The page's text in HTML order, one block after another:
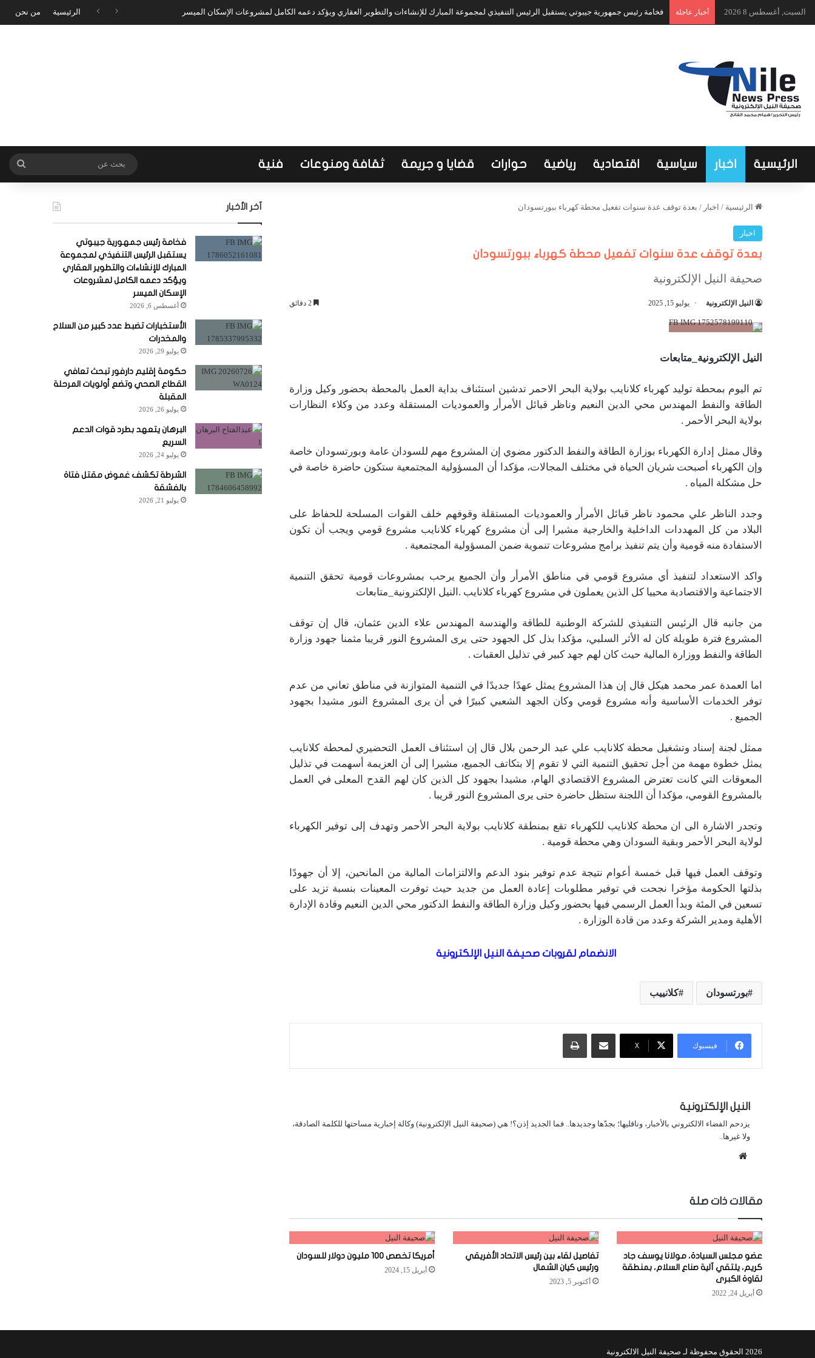
السبت, أغسطس 8 2026 أخبار عاجلة فخامة رئيس جمهورية جيبوتي يستقبل الرئيس التنفيذي لمجموعة المبارك للإنشاءات والتطوير العقاري ويؤكد دعمه الكامل لمشروعات الإسكان الميسر الرئيسية من نحن
الرئيسية اخبار سياسية اقتصادية رياضية حوارات قضايا و جريمة ثقافة ومنوعات فنية بحث
عن
الرئيسية / اخبار / بعدة توقف عدة سنوات تفعيل محطة كهرباء ببورتسودان
اخبار
بعدة توقف عدة سنوات تفعيل محطة كهرباء ببورتسودان
صحيفة النيل الإلكترونية
النيل الإلكترونية يوليو 15, 2025
النيل الإلكترونية_متابعات
تم اليوم بمحطة توليد كهرباء كلانايب بولاية البحر الاحمر تدشين استئناف بداية العمل بالمحطة بحضور وكيل وزارة
الطاقة والنفط المهندس محي الدين النعيم وناظر قبائل الأمرأر والعموديات المستقلة وعدد من وكلاء النظارات
بولاية البحر الأحمر .
وقال ممثل إدارة الكهرباء بوزارة الطاقة والنفط الدكتور مضوي إن المشروع مهم للسودان عامة وبورتسودان خاصة
وإن الكهرباء أصبحت شريان الحياة في مختلف المجالات، مؤكدا أن المسؤولية المجتمعية ستكون حاضرة خاصة في
حل مشكلة المياه .
وجدد الناظر علي محمود ناظر قبائل الأمرأر والعموديات المستقلة وقوفهم خلف القوات المسلحة للحفاظ على
البلاد من كل المهددات الداخلية والخارجية مشيرا إلى أن مشروع كهرباء كلانايب مشروع قومي ويجب أن تكون
الاستفادة منه قومية وأن يتم تنفيذ برامج مشروعات تنموية ضمن المسؤولية المجتمعية .
واكد الاستعداد لتنفيذ أي مشروع قومي في مناطق الأمرأر وأن الجميع يرحب بمشروعات قومية تحقق التنمية
الاجتماعية والاقتصادية محييا كل الذين يعملون في مشروع كهرباء كلانايب .النيل الإلكترونية_متابعات
من جانبه قال الرئيس التنفيذي للشركة الوطنية للطاقة والهندسة المهندس علاء الدين عثمان، قال إن توقف
المشروع فترة طويلة كان له الأثر السلبي، مؤكدا بذل كل الجهود حتى يرى المشروع النور قريبا مثمنا جهود وزارة
الطاقة والنفط ووزارة المالية حيث كان لهم جهد كبير في تذليل العقبات .
اما العمدة عمر محمد هيكل قال إن هذا المشروع يمثل عهدًا جديدًا في التنمية المتوازنة في مناطق تعاني من عدم
توفر الخدمات الأساسية وأنه مشروع قومي وكان الجهد الشعبي كبيرًا في أن يرى المشروع النور مشيدا بجهود
الجميع .
ممثل لجنة إسناد وتشغيل محطة كلانايب علي عبد الرحمن بلال قال إن استئناف العمل التحضيري لمحطة كلانايب
يمثل خطوة مهمة من أجل تحقيق التنمية التي لا تقوم إلا بتكاتف الجميع، مشيرا إلى أن العزيمة أسهمت في تذليل
المعوقات التي كانت تعترض المشروع الاقتصادي الهام، مشيدا بجهود كل الذين كان لهم القدح المعلى في العمل
بالمشروع القومي، مؤكدا أن اللجنة ستظل حاضرة حتى يرى المشروع النور قريبا .
وتجدر الاشارة الى ان محطة كلانايب للكهرباء تقع بمنطقة كلانايب بولاية البحر الأحمر وتهدف إلى توفير الكهرباء
لولاية البحر الأحمر وبقية السودان وهي محطة قومية .
وتوقف العمل فيها قبل خمسة أعوام نتيجة عدم توفير بنود الدعم والالتزامات المالية من المانحين، إلا أن جهودًا
بذلتها الحكومة مؤخرا نجحت في توفير مطلوبات إعادة العمل من جديد حيث توفرت المعينات بنسبة تزيد على
تسعين في المئة وبدأ العمل الرسمي فيها بحضور وكيل وزارة الطاقة والنفط الدكتور محي الدين النعيم وقادة الإدارة
الأهلية ومدير الشركة وعدد من قادة الوزارة .
الانضمام لقروبات صحيفة النيل الإلكترونية
بورتسودان كلانييب
فيسبوك X
مشاركة عبر البريد طباعة
النيل الإلكترونية
يزدحم الفضاء الالكتروني بالأخبار، وناقليها؛ بجدّها وجديدها.. فما الجديد إذن؟! هي (صحيفة النيل الإلكترونية) وكالة إخبارية مساحتها للكلمة الصادقة،
ولا غيرها..
مقالات ذات صلة
عضو مجلس السيادة، مولانا يوسف جاد
كريم، يلتقي آلية صناع السلام، بمنطقة
لقاوة الكبرى
أبريل 24, 2022
تفاصيل لقاء بين رئيس الاتحاد الأفريقي
ورئيس كيان الشمال
أكتوبر 5, 2023
أمريكا تخصص 100 مليون دولار للسودان
أبريل 15, 2024
آخر الأخبار
فخامة رئيس جمهورية جيبوتي
يستقبل الرئيس التنفيذي لمجموعة
المبارك للإنشاءات والتطوير العقاري
ويؤكد دعمه الكامل لمشروعات
الإسكان الميسر
أغسطس 6, 2026
الأستخبارات تضبط عدد كبير من السلاح
والمخدرات
يوليو 29, 2026
حكومة إقليم دارفور تبحث تعافي
القطاع الصحي وتضع أولويات المرحلة
المقبلة
يوليو 26, 2026
البرهان يتعهد بطرد قوات الدعم
السريع
يوليو 24, 2026
الشرطة تكشف غموض مقتل فتاة
بالفشقة
يوليو 21, 2026
2026 الحقوق محفوظة لـ صحيفة النيل الالكترونية